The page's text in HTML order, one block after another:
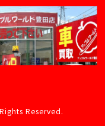
Reserved.